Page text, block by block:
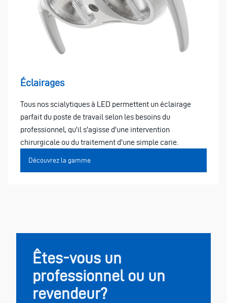
Éclairages
Tous nos scialytiques à LED permettent un éclairage
parfait du poste de travail selon les besoins du
professionnel, qu'il s'agisse d'une intervention
chirurgicale ou du traitement d'une simple carie.
Découvrez la gamme
Êtes-vous un
professionnel ou un
revendeur?